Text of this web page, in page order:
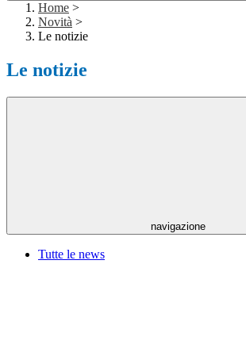
Home >
Novità >
Le notizie
Le notizie
navigazione
Tutte le news